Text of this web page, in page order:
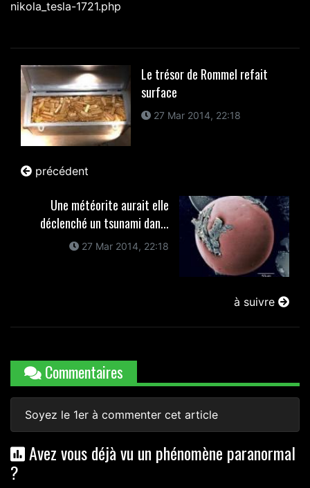
nikola_tesla-1721.php
Le trésor de Rommel refait
surface
27 Mar 2014, 22:18
précédent
Une météorite aurait elle
déclenché un tsunami dan...
27 Mar 2014, 22:18
à suivre
Commentaires
Soyez le 1er à commenter cet article
Avez vous déjà vu un phénomène paranormal
?